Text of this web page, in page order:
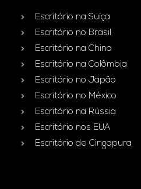
Escritório na Suíça
Escritório no Brasil
Escritório na China
Escritório na Colômbia
Escritório no Japão
Escritório no México
Escritório na Rússia
Escritório nos EUA
Escritório de Cingapura